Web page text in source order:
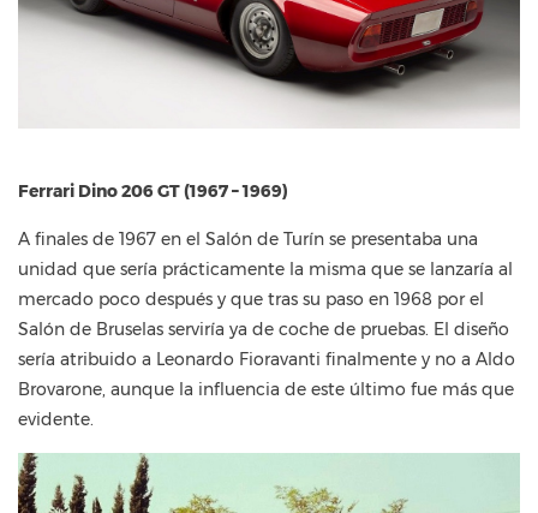
Ferrari Dino 206 GT (1967 – 1969)
A finales de 1967 en el Salón de Turín se presentaba una
unidad que sería prácticamente la misma que se lanzaría al
mercado poco después y que tras su paso en 1968 por el
Salón de Bruselas serviría ya de coche de pruebas. El diseño
sería atribuido a Leonardo Fioravanti finalmente y no a Aldo
Brovarone, aunque la influencia de este último fue más que
evidente.